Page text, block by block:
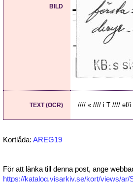
BILD
TEXT (OCR) //// « //// i T //// ef/i
Kortlåda: AREG19
För att länka till denna post, ange
https://katalog.visarkiv.se/kort/views/